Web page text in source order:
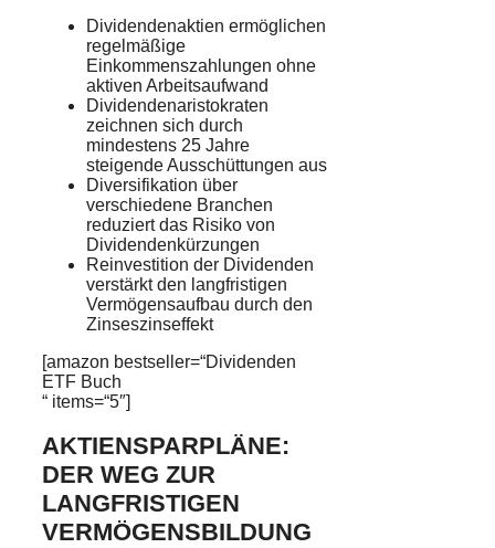
Dividendenaktien ermöglichen
regelmäßige
Einkommenszahlungen ohne
aktiven Arbeitsaufwand
Dividendenaristokraten
zeichnen sich durch
mindestens 25 Jahre
steigende Ausschüttungen aus
Diversifikation über
verschiedene Branchen
reduziert das Risiko von
Dividendenkürzungen
Reinvestition der Dividenden
verstärkt den langfristigen
Vermögensaufbau durch den
Zinseszinseffekt
[amazon bestseller=“Dividenden
ETF Buch
“ items=“5″]
AKTIENSPARPLÄNE:
DER WEG ZUR
LANGFRISTIGEN
VERMÖGENSBILDUNG